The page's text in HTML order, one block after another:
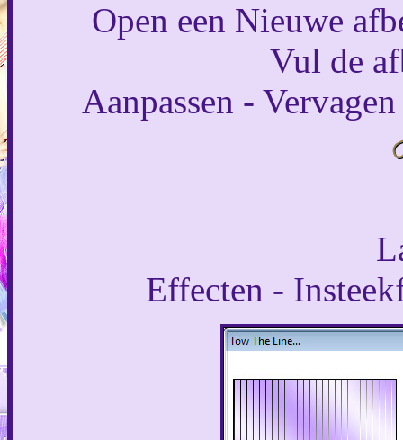
Open een Nieuwe
Vul de
Aanpassen -
Effecten -